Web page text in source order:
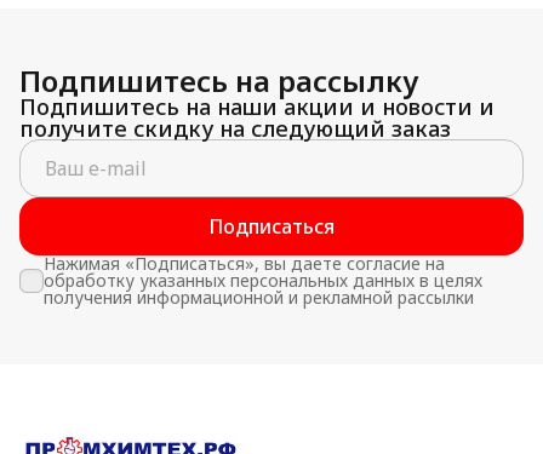
Подпишитесь на рассылку
Подпишитесь на наши акции и новости и
получите скидку на следующий заказ
Подписаться
Нажимая «Подписаться», вы даете согласие на
обработку указанных персональных данных в целях
получения информационной и рекламной рассылки